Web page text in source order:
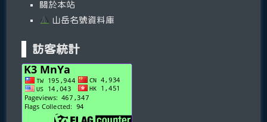
關於本站
山岳名號資料庫
訪客統計